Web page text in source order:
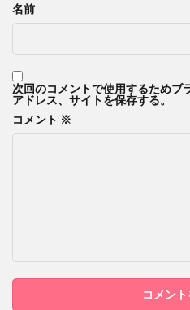
名前
次回のコメントで使用するためブ
アドレス、サイトを保存する。
コメント ※